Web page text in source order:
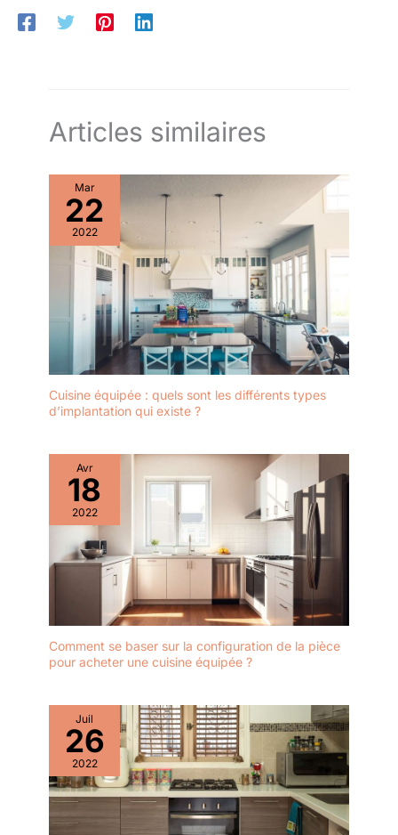
Articles similaires
Mar
22
2022
Cuisine équipée : quels sont les différents types
d’implantation qui existe ?
Avr
18
2022
Comment se baser sur la configuration de la pièce
pour acheter une cuisine équipée ?
Juil
26
2022